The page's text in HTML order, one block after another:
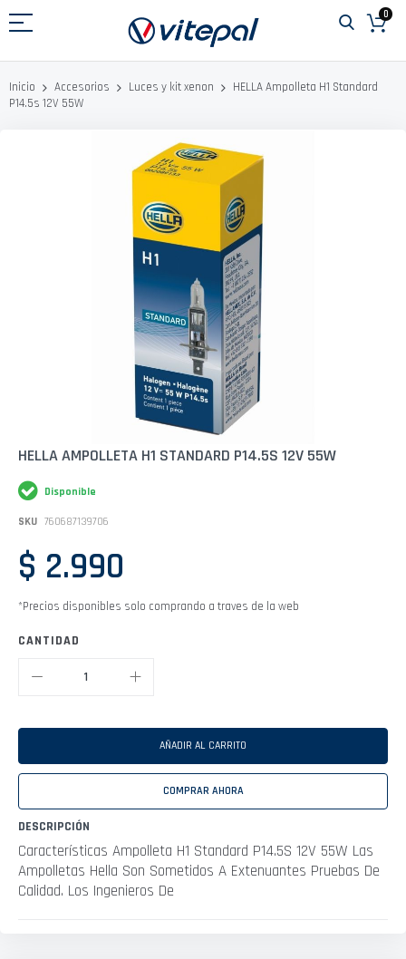
al
0
Inicio Accesorios Luces y kit xenon
HELLA Ampolleta H1 Standard
P14.5s 12V 55W
Saltar
comienzo
de
galería
imágenes
HELLA AMPOLLETA H1 STANDARD P14.5S 12V 55W
Disponible
SKU 760687139706
$ 2.990
*Precios disponibles solo comprando a traves de la web
CANTIDAD
AÑADIR AL CARRITO
COMPRAR AHORA
DESCRIPCIÓN
Características Ampolleta H1 Standard P14.5S 12V 55W Las
Ampolletas Hella Son Sometidos A Extenuantes Pruebas De
Calidad. Los Ingenieros De